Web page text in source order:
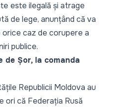
este ilegală și atrage
de lege, anunțând că va
caz de corupere a
publice.
Șor, la comanda
Republicii Moldova au
ori că Federația Rusă